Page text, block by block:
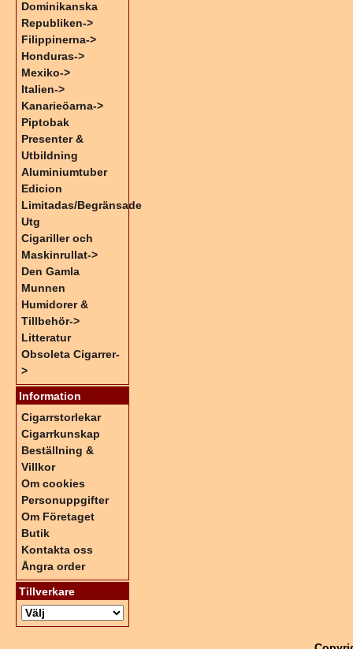
Dominikanska
Republiken->
Filippinerna->
Honduras->
Mexiko->
Italien->
Kanarieöarna->
Piptobak
Presenter &
Utbildning
Aluminiumtuber
Edicion
Limitadas/Begränsade
Utg
Cigariller och
Maskinrullat->
Den Gamla
Munnen
Humidorer &
Tillbehör->
Litteratur
Obsoleta Cigarrer-
>
Information
Cigarrstorlekar
Cigarrkunskap
Beställning &
Villkor
Om cookies
Personuppgifter
Om Företaget
Butik
Kontakta oss
Ångra order
Tillverkare